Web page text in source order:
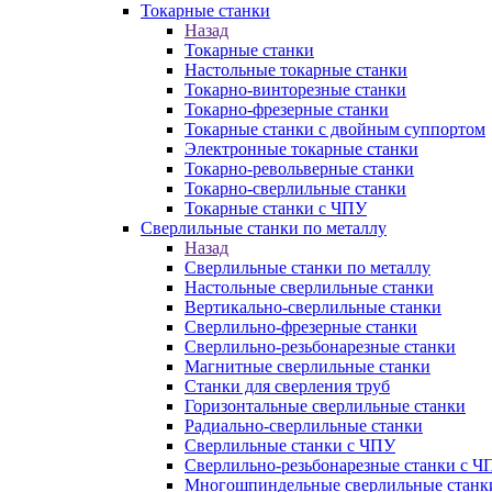
Токарные станки
Назад
Токарные станки
Настольные токарные станки
Токарно-винторезные станки
Токарно-фрезерные станки
Токарные станки с двойным суппортом
Электронные токарные станки
Токарно-револьверные станки
Токарно-сверлильные станки
Токарные станки с ЧПУ
Сверлильные станки по металлу
Назад
Сверлильные станки по металлу
Настольные сверлильные станки
Вертикально-сверлильные станки
Сверлильно-фрезерные станки
Сверлильно-резьбонарезные станки
Магнитные сверлильные станки
Станки для сверления труб
Горизонтальные сверлильные станки
Радиально-сверлильные станки
Сверлильные станки с ЧПУ
Сверлильно-резьбонарезные станки с
Многошпиндельные сверлильные